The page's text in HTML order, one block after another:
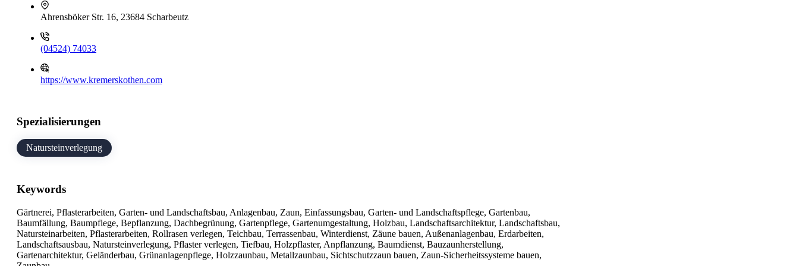
Ahrensböker Str. 16, 23684 Scharbeutz
(04524) 74033
https://www.kremerskothen.com
Spezialisierungen
Natursteinverlegung
Keywords
Gärtnerei, Pflasterarbeiten, Garten- und Landschaftsbau, Anlagenbau, Zaun, Einfassungsbau, Garten- und Landschaftspflege, Gartenbau,
Baumfällung, Baumpflege, Bepflanzung, Dachbegrünung, Gartenpflege, Gartenumgestaltung, Holzbau, Landschaftsarchitektur, Landschaftsbau,
Natursteinarbeiten, Pflasterarbeiten, Rollrasen verlegen, Teichbau, Terrassenbau, Winterdienst, Zäune bauen, Außenanlagenbau, Erdarbeiten,
Landschaftsausbau, Natursteinverlegung, Pflaster verlegen, Tiefbau, Holzpflaster, Anpflanzung, Baumdienst, Bauzaunherstellung,
Gartenarchitektur, Geländerbau, Grünanlagenpflege, Holzzaunbau, Metallzaunbau, Sichtschutzzaun bauen, Zaun-Sicherheitssysteme bauen,